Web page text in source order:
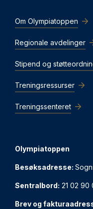
Om Olympiatoppen
Regionale avdelinger
Stipend og
Treningsressurser
Treningssenteret
Olympiatoppen
Besøksadresse:
Sentralbord: 21 02 90
Brev og